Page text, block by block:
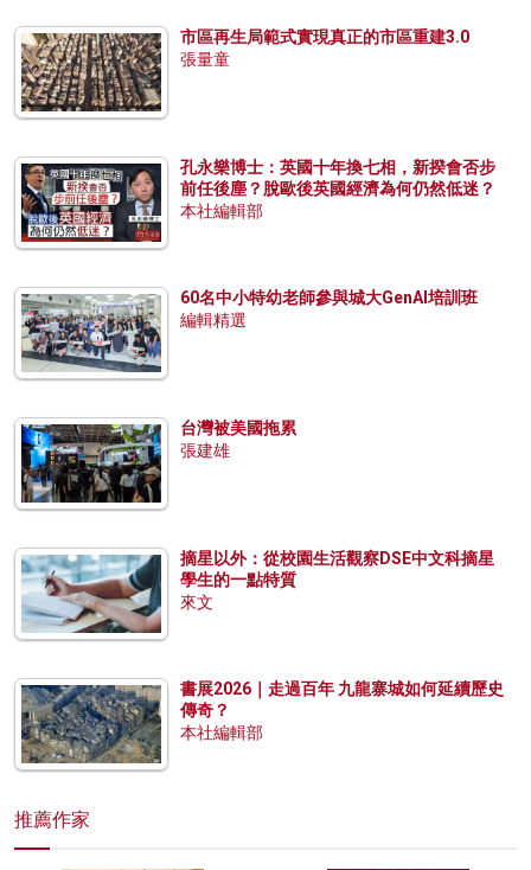
市區再生局範式實現真正的市區重建3.0
張量童
孔永樂博士：英國十年換七相，新揆會否步
前任後塵？脫歐後英國經濟為何仍然低迷？
本社編輯部
60名中小特幼老師參與城大GenAI培訓班
編輯精選
台灣被美國拖累
張建雄
摘星以外：從校園生活觀察DSE中文科摘星
學生的一點特質
來文
書展2026｜走過百年 九龍寨城如何延續歷史
傳奇？
本社編輯部
推薦作家